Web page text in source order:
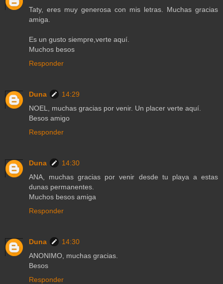
Taty, eres muy generosa con mis letras. Muchas gracias
amiga.
Es un gusto siempre,verte aquí.
Muchos besos
Responder
Duna
14:29
NOEL, muchas gracias por venir. Un placer verte aquí.
Besos amigo
Responder
Duna
14:30
ANA, muchas gracias por venir desde tu playa a estas
dunas permanentes.
Muchos besos amiga
Responder
Duna
14:30
ANONIMO, muchas gracias.
Besos
Responder